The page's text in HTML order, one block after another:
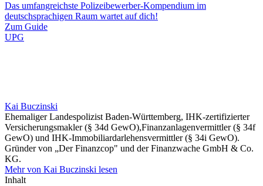
Das umfangreichste Polizeibewerber-Kompendium im
deutschsprachigen Raum wartet auf dich!
Zum Guide
UPG
Kai Buczinski
Ehemaliger Landespolizist Baden-Württemberg, IHK-zertifizierter
Versicherungsmakler (§ 34d GewO),Finanzanlagenvermittler (§ 34f
GewO) und IHK-Immobiliardarlehensvermittler (§ 34i GewO).
Gründer von „Der Finanzcop" und der Finanzwache GmbH & Co.
KG.
Mehr von Kai Buczinski lesen
Inhalt